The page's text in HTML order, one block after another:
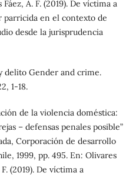
A. F. (2019). De víctima a
parricida en el contexto de
desde la jurisprudencia
delito Gender and crime.
1-18.
de la violencia doméstica:
– defensas penales posible”
Corporación de desarrollo
1999, pp. 495. En: Olivares
(2019). De víctima a